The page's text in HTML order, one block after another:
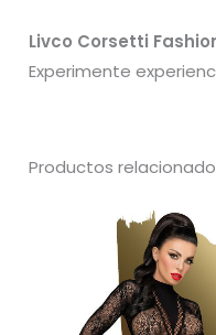
Livco Corsetti
Experimente
Productos